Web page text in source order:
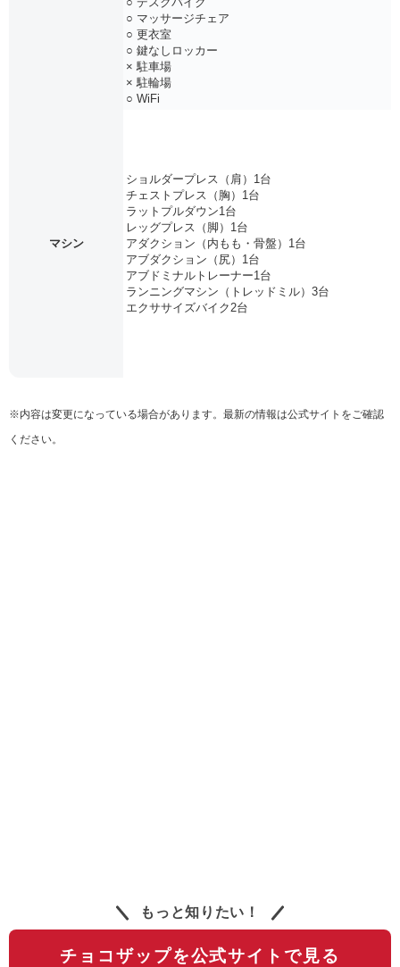
○ マッサージチェア
○ 更衣室
○ 鍵なしロッカー
× 駐車場
× 駐輪場
○ WiFi
マシン
ショルダープレス（肩）1台
チェストプレス（胸）1台
ラットプルダウン1台
レッグプレス（脚）1台
アダクション（内もも・骨盤）1台
アブダクション（尻）1台
アブドミナルトレーナー1台
ランニングマシン（トレッドミル）3台
エクササイズバイク2台
※内容は変更になっている場合があります。最新の情報は公式サイトをご確認
ください。
もっと知りたい！
チョコザップを公式サイトで見る